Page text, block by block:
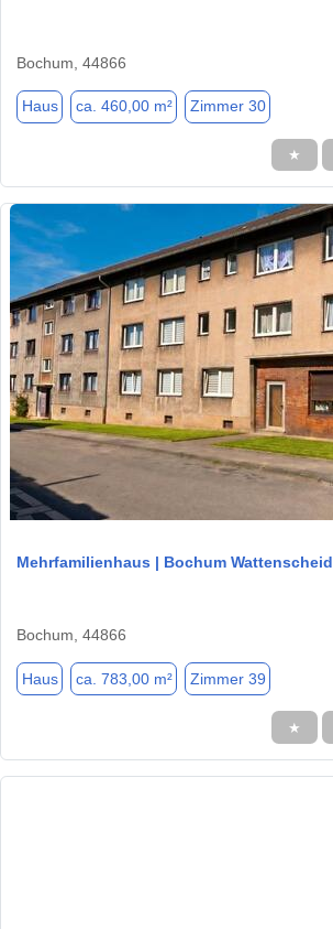
Bochum, 44866
Haus ca. 460,00 m² Zimmer 30
★
Mehrfamilienhaus | Bochum Wattenscheid
Bochum, 44866
Haus ca. 783,00 m² Zimmer 39
★